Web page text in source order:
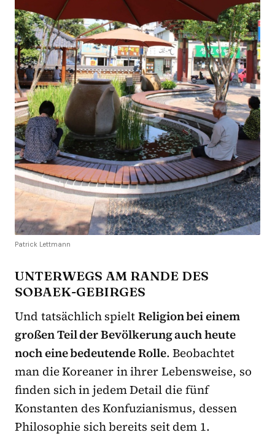
Patrick Lettmann
UNTERWEGS AM RANDE DES
SOBAEK-GEBIRGES
Und tatsächlich spieltReligion bei einem
großen Teil der Bevölkerung auch heute
noch eine bedeutende Rolle. Beobachtet
man die Koreaner in ihrer Lebensweise, so
finden sich in jedem Detail die fünf
Konstanten des Konfuzianismus, dessen
Philosophie sich bereits seit dem 1.